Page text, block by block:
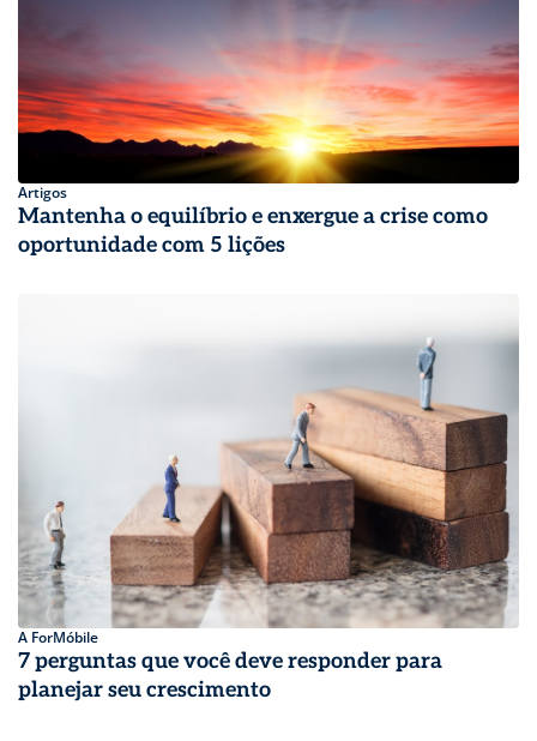
Artigos
Mantenha o equilíbrio e enxergue a crise como
oportunidade com 5 lições
A ForMóbile
7 perguntas que você deve responder para
planejar seu crescimento